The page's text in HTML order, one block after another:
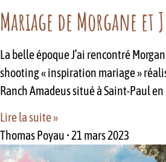
Mariage de Morgane et
La belle époque J’ai rencontré
shooting « inspiration mariage »
Ranch Amadeus situé à Saint-Paul en
Lire la suite »
Thomas Poyau 21 mars 2023